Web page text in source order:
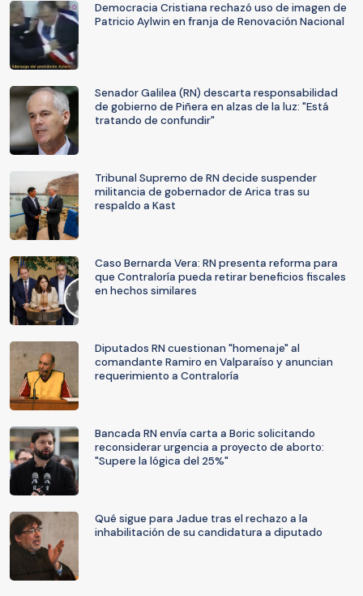
Democracia Cristiana rechazó uso de imagen de
Patricio Aylwin en franja de Renovación Nacional
Senador Galilea (RN) descarta responsabilidad
de gobierno de Piñera en alzas de la luz: "Está
tratando de confundir"
Tribunal Supremo de RN decide suspender
militancia de gobernador de Arica tras su
respaldo a Kast
Caso Bernarda Vera: RN presenta reforma para
que Contraloría pueda retirar beneficios fiscales
en hechos similares
Diputados RN cuestionan "homenaje" al
comandante Ramiro en Valparaíso y anuncian
requerimiento a Contraloría
Bancada RN envía carta a Boric solicitando
reconsiderar urgencia a proyecto de aborto:
"Supere la lógica del 25%"
Qué sigue para Jadue tras el rechazo a la
inhabilitación de su candidatura a diputado